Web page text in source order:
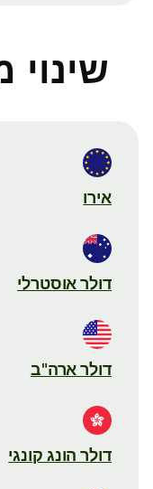
אירו
דולר אוסטרלי
דולר ארה"ב
דולר הונג קונגי